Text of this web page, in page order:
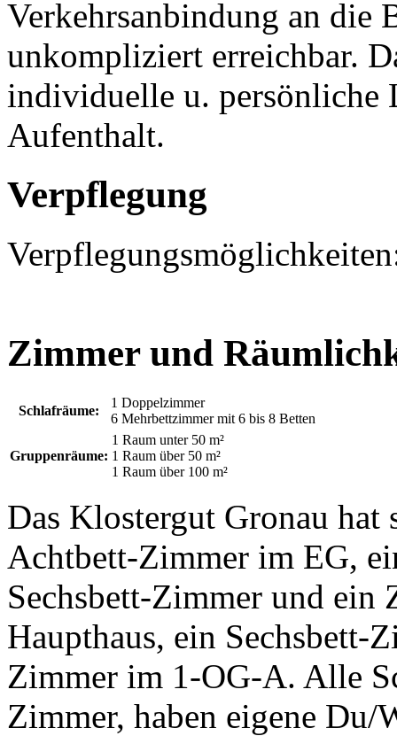
Verkehrsanbindung an die
unkompliziert erreichbar.
individuelle u. persönliche
Aufenthalt.
Verpflegung
Zimmer und
Schlafräume:
1 Doppelzimmer
6 Mehrbettzimmer mit 6 bis 8 Betten
Gruppenräume:
1 Raum unter 50 m²
1 Raum über 50 m²
1 Raum über 100 m²
Das Klostergut Gronau hat
Achtbett-Zimmer im EG,
Sechsbett-Zimmer und
Haupthaus, ein Sechsbett-
Zimmer im 1-OG-A. Alle
Zimmer, haben eigene Du/